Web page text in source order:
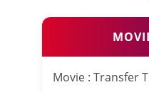
Movie : Transfer